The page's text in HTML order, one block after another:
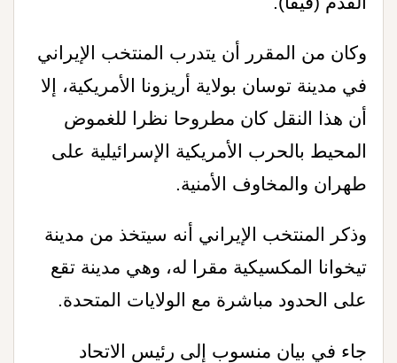
وكان من المقرر أن يتدرب المنتخب الإيراني
في مدينة توسان بولاية أريزونا الأمريكية، إلا
أن هذا النقل كان مطروحا نظرا للغموض
المحيط بالحرب الأمريكية الإسرائيلية على
طهران والمخاوف الأمنية.
وذكر المنتخب الإيراني أنه سيتخذ من مدينة
تيخوانا المكسيكية مقرا له، وهي مدينة تقع
على الحدود مباشرة مع الولايات المتحدة.
جاء في بيان منسوب إلى رئيس الاتحاد